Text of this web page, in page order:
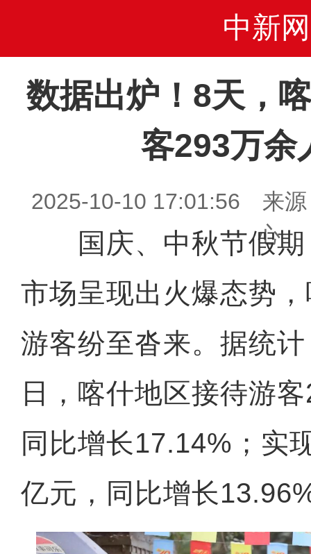
中新网
数据出炉！8天，
客293万余
2025-10-10 17:01:56 来源
心
国庆、中秋节假期
市场呈现出火爆态势
游客纷至沓来。据统
日，喀什地区接待游
同比增长17.14%；实
亿元，同比增长